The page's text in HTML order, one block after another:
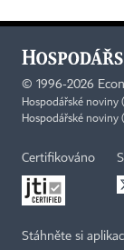
© 1996-2026
Hospodářské
Hospodářské noviny
Certifikováno
Stáhněte si